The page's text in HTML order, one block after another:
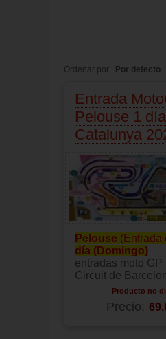
Ordenar por: Por defecto
Entrada
Pelouse 1
Catalunya
Pelouse (Entrada
día (Domingo)
entradas moto GP
Circuit de
Producto no
Precio: